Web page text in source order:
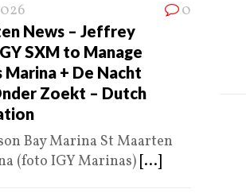
0
News – Jeffrey
SXM to Manage
Marina + De Nacht
Zoekt – Dutch
Bay Marina St Maarten
(foto IGY Marinas) [...]